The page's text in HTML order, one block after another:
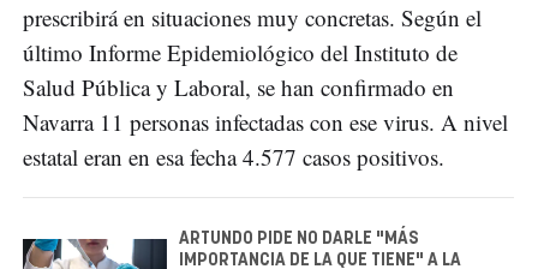
prescribirá en situaciones muy concretas. Según el
último Informe Epidemiológico del Instituto de
Salud Pública y Laboral, se han confirmado en
Navarra 11 personas infectadas con ese virus. A nivel
estatal eran en esa fecha 4.577 casos positivos.
ARTUNDO PIDE NO DARLE "MÁS
IMPORTANCIA DE LA QUE TIENE" A LA